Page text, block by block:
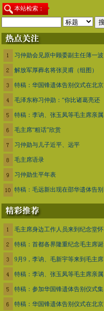
本站检索：
习仲勋会见原中顾委副主任薄一波
解放军厚葬名将张灵甫（组图）
特稿：华国锋遗体告别仪式在北京
毛泽东称习仲勋：“你比诸葛亮还
特稿：李讷、张玉凤等毛主席亲属
毛主席“粗话”欣赏
习仲勋与儿子近平、远平
毛主席语录
习仲勋生平年表
特稿：毛远新出现在邵华遗体告别
毛主席身边工作人员来到纪念堂怀
特稿：首都各界隆重纪念毛主席诞
9月9，李讷、毛新宇等来到毛主席
特稿：李讷、张玉凤等毛主席亲属
特稿：参加华国锋遗体告别仪式集
特稿：华国锋遗体告别仪式在北京